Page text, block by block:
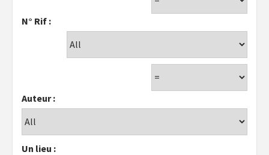
N° Rif :
Auteur :
Un lieu :